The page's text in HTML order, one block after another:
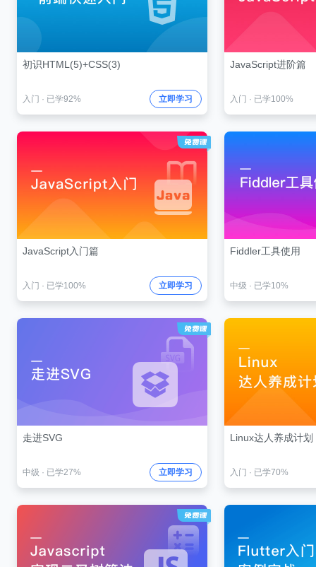
初识HTML(5)+CSS(3)
入门 · 已学92% 立即学习
JavaScript进阶篇
入门 · 已学100%
JavaScript入门篇
入门 · 已学100% 立即学习
Fiddler工具使用
中级 · 已学10%
走进SVG
中级 · 已学27% 立即学习
Linux达人养成计划
入门 · 已学70%